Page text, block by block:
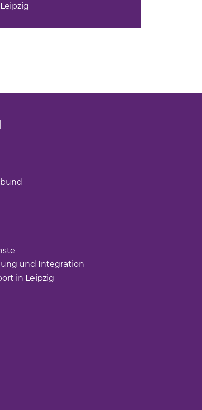
und Integration
in Leipzig